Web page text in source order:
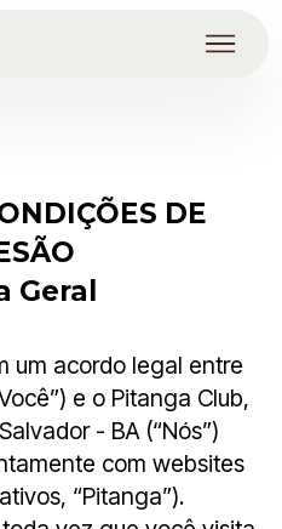
DE
Geral
um acordo legal entre
e o Pitanga Club,
- BA (“Nós”)
com websites
“Pitanga”).